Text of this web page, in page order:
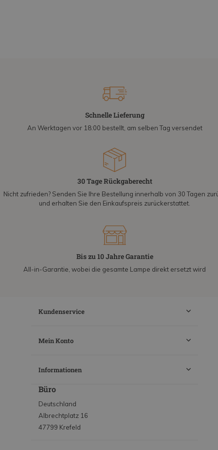
Schnelle Lieferung
An Werktagen vor 18:00 bestellt, am selben Tag versendet
30 Tage Rückgaberecht
Nicht zufrieden? Senden Sie Ihre Bestellung innerhalb von 30 Tagen
und erhalten Sie den Einkaufspreis zurückerstattet.
Bis zu 10 Jahre Garantie
All-in-Garantie, wobei die gesamte Lampe direkt ersetzt wird
Kundenservice
Mein Konto
Informationen
Büro
Deutschland
Albrechtplatz 16
47799 Krefeld